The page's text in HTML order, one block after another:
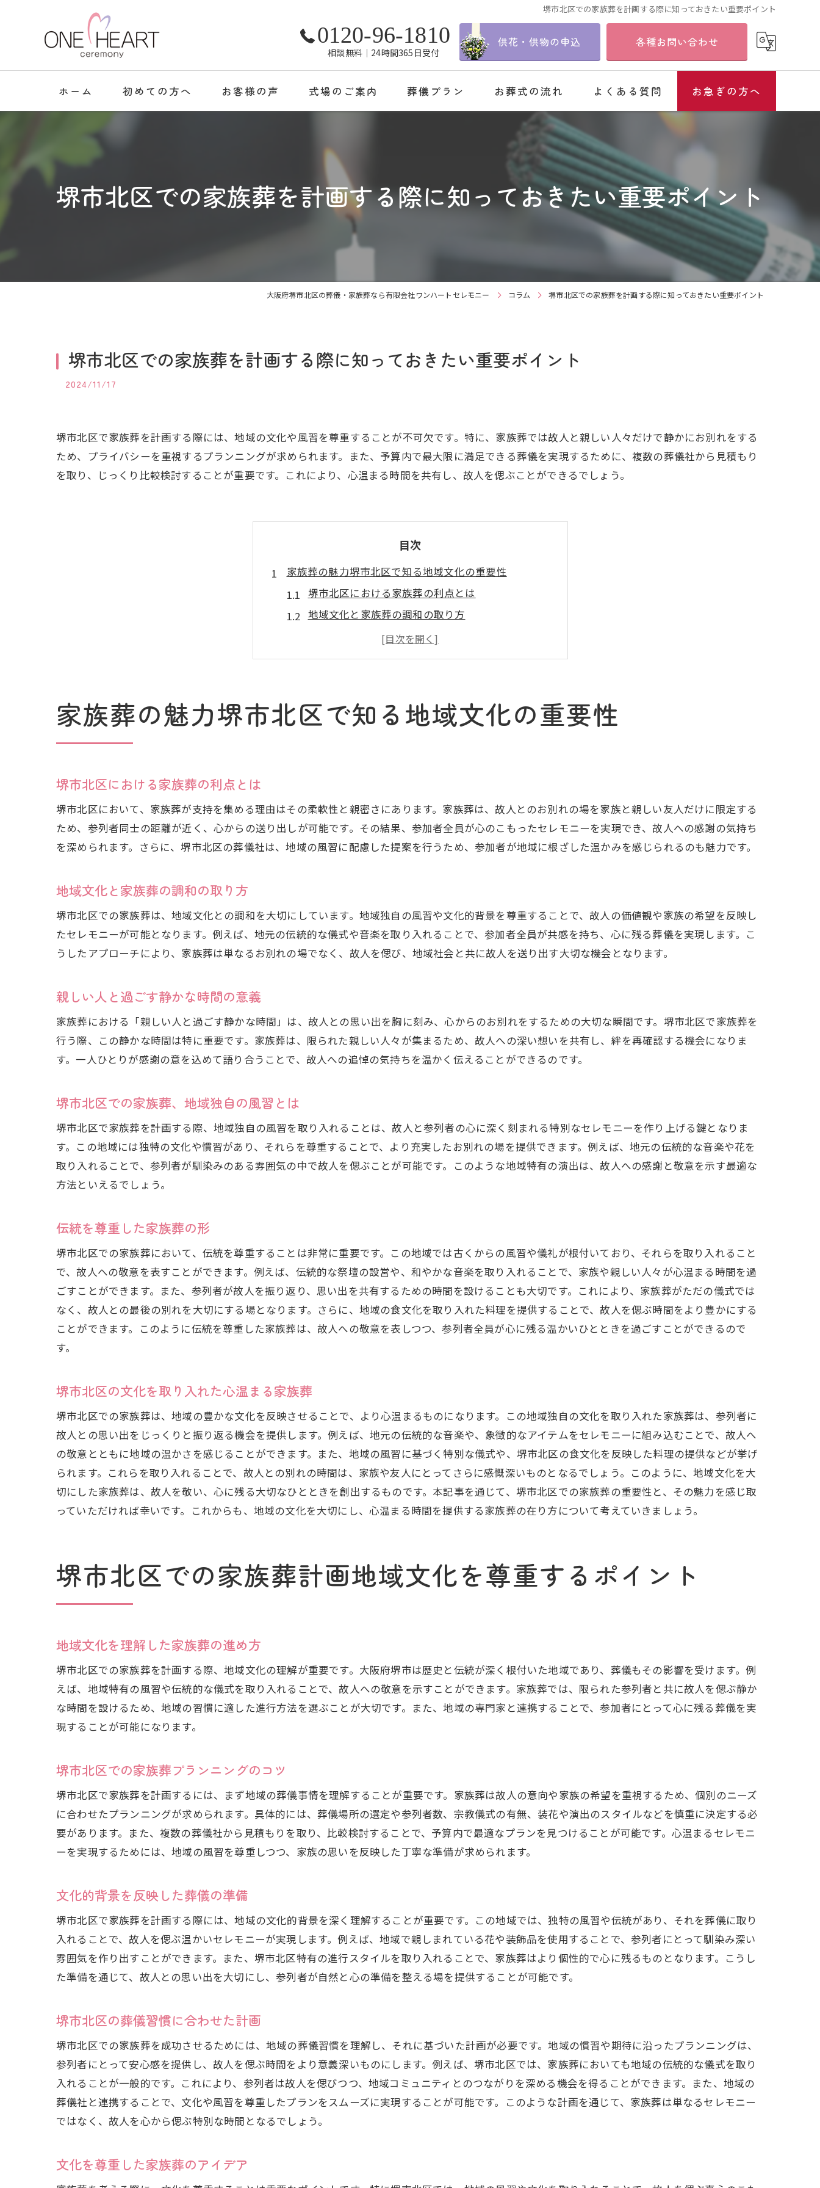
堺市北区での家族葬を計画する際に知っておきたい重要ポイント
0120-96-1810
相談無料│24時間365日受付
供花・供物の申込 各種お問い合わせ
ホーム 初めての方へ お客様の声 式場のご案内 葬儀プラン お葬式の流れ よくある質問 お急ぎの方へ
堺市北区での家族葬を計画する際に知っておきたい重要ポイント
大阪府堺市北区の葬儀・家族葬なら有限会社ワンハートセレモニー コラム 堺市北区での家族葬を計画する際に知っておきたい重要ポイント
堺市北区での家族葬を計画する際に知っておきたい重要ポイント
2024/11/17
堺市北区で家族葬を計画する際には、地域の文化や風習を尊重することが不可欠です。特に、家族葬では故人と親しい人々だけで静かにお別れをする
ため、プライバシーを重視するプランニングが求められます。また、予算内で最大限に満足できる葬儀を実現するために、複数の葬儀社から見積もり
を取り、じっくり比較検討することが重要です。これにより、心温まる時間を共有し、故人を偲ぶことができるでしょう。
目次
家族葬の魅力堺市北区で知る地域文化の重要性
堺市北区における家族葬の利点とは
地域文化と家族葬の調和の取り方
親しい人と過ごす静かな時間の意義
堺市北区での家族葬、地域独自の風習とは
堺市北区の文化を取り入れた心温まる家族葬
堺市北区での家族葬計画地域文化を尊重するポイント
堺市北区の葬儀習慣に合わせた計画
文化を尊重した家族葬のアイデア
地域コミュニティとの関係を深める家族葬
静けさを大切にした別れの時間
家族と共に過ごす穏やかな時間の作り方
堺市北区の家族葬で思い出を共有する方法
堺市北区の家族葬プライバシーと心温まる時間共有
プライバシーを守る家族葬の進め方
親しい人たちと過ごす温かいひととき
家族葬での思いやりある対応
安心して過ごせる家族葬の工夫
堺市北区での家族葬予算内で最大の満足を追求する方法
満足度の高い家族葬を実現するための工夫
賢い家族葬の費用選択
予算内で心温まる家族葬を提供する方法
複数の葬儀社を比較堺市北区での家族葬プラン選び
各葬儀社の特徴を理解して選ぶ
葬儀社のサービスを比較するチェックポイント
満足度の高いプラン選びの秘訣
堺市北区で自分らしい家族葬を実現するためのステップ
堺市北区での独自の家族葬を計画する
個々のニーズに合わせた家族葬の形
オリジナルな家族葬を考える
心温まる別れの時間を演出するアイデア
故人の思い出を振り返る家族葬の計画
堺市北区での家族葬で温かい思い出をつくる
家族葬の魅力堺市北区で知る地域文化の重要性
堺市北区における家族葬の利点とは
堺市北区において、家族葬が支持を集める理由はその柔軟性と親密さにあります。家族葬は、故人とのお別れの場を家族と親しい友人だけに限定する
ため、参列者同士の距離が近く、心からの送り出しが可能です。その結果、参加者全員が心のこもったセレモニーを実現でき、故人への感謝の気持ち
を深められます。さらに、堺市北区の葬儀社は、地域の風習に配慮した提案を行うため、参加者が地域に根ざした温かみを感じられるのも魅力です。
地域文化と家族葬の調和の取り方
堺市北区での家族葬は、地域文化との調和を大切にしています。地域独自の風習や文化的背景を尊重することで、故人の価値観や家族の希望を反映し
たセレモニーが可能となります。例えば、地元の伝統的な儀式や音楽を取り入れることで、参加者全員が共感を持ち、心に残る葬儀を実現します。こ
うしたアプローチにより、家族葬は単なるお別れの場でなく、故人を偲び、地域社会と共に故人を送り出す大切な機会となります。
親しい人と過ごす静かな時間の意義
家族葬における「親しい人と過ごす静かな時間」は、故人との思い出を胸に刻み、心からのお別れをするための大切な瞬間です。堺市北区で家族葬を
行う際、この静かな時間は特に重要です。家族葬は、限られた親しい人々が集まるため、故人への深い想いを共有し、絆を再確認する機会になりま
す。一人ひとりが感謝の意を込めて語り合うことで、故人への追悼の気持ちを温かく伝えることができるのです。
堺市北区での家族葬、地域独自の風習とは
堺市北区で家族葬を計画する際、地域独自の風習を取り入れることは、故人と参列者の心に深く刻まれる特別なセレモニーを作り上げる鍵となりま
す。この地域には独特の文化や慣習があり、それらを尊重することで、より充実したお別れの場を提供できます。例えば、地元の伝統的な音楽や花を
取り入れることで、参列者が馴染みのある雰囲気の中で故人を偲ぶことが可能です。このような地域特有の演出は、故人への感謝と敬意を示す最適な
方法といえるでしょう。
伝統を尊重した家族葬の形
堺市北区での家族葬において、伝統を尊重することは非常に重要です。この地域では古くからの風習や儀礼が根付いており、それらを取り入れること
で、故人への敬意を表すことができます。例えば、伝統的な祭壇の設営や、和やかな音楽を取り入れることで、家族や親しい人々が心温まる時間を過
ごすことができます。また、参列者が故人を振り返り、思い出を共有するための時間を設けることも大切です。これにより、家族葬がただの儀式では
なく、故人との最後の別れを大切にする場となります。さらに、地域の食文化を取り入れた料理を提供することで、故人を偲ぶ時間をより豊かにする
ことができます。このように伝統を尊重した家族葬は、故人への敬意を表しつつ、参列者全員が心に残る温かいひとときを過ごすことができるので
す。
堺市北区の文化を取り入れた心温まる家族葬
堺市北区での家族葬は、地域の豊かな文化を反映させることで、より心温まるものになります。この地域独自の文化を取り入れた家族葬は、参列者に
故人との思い出をじっくりと振り返る機会を提供します。例えば、地元の伝統的な音楽や、象徴的なアイテムをセレモニーに組み込むことで、故人へ
の敬意とともに地域の温かさを感じることができます。また、地域の風習に基づく特別な儀式や、堺市北区の食文化を反映した料理の提供などが挙げ
られます。これらを取り入れることで、故人との別れの時間は、家族や友人にとってさらに感慨深いものとなるでしょう。このように、地域文化を大
切にした家族葬は、故人を敬い、心に残る大切なひとときを創出するものです。本記事を通じて、堺市北区での家族葬の重要性と、その魅力を感じ取
っていただければ幸いです。これからも、地域の文化を大切にし、心温まる時間を提供する家族葬の在り方について考えていきましょう。
堺市北区での家族葬計画地域文化を尊重するポイント
地域文化を理解した家族葬の進め方
堺市北区での家族葬を計画する際、地域文化の理解が重要です。大阪府堺市は歴史と伝統が深く根付いた地域であり、葬儀もその影響を受けます。例
えば、地域特有の風習や伝統的な儀式を取り入れることで、故人への敬意を示すことができます。家族葬では、限られた参列者と共に故人を偲ぶ静か
な時間を設けるため、地域の習慣に適した進行方法を選ぶことが大切です。また、地域の専門家と連携することで、参加者にとって心に残る葬儀を実
現することが可能になります。
堺市北区での家族葬プランニングのコツ
堺市北区で家族葬を計画するには、まず地域の葬儀事情を理解することが重要です。家族葬は故人の意向や家族の希望を重視するため、個別のニーズ
に合わせたプランニングが求められます。具体的には、葬儀場所の選定や参列者数、宗教儀式の有無、装花や演出のスタイルなどを慎重に決定する必
要があります。また、複数の葬儀社から見積もりを取り、比較検討することで、予算内で最適なプランを見つけることが可能です。心温まるセレモニ
ーを実現するためには、地域の風習を尊重しつつ、家族の思いを反映した丁寧な準備が求められます。
文化的背景を反映した葬儀の準備
堺市北区で家族葬を計画する際には、地域の文化的背景を深く理解することが重要です。この地域では、独特の風習や伝統があり、それを葬儀に取り
入れることで、故人を偲ぶ温かいセレモニーが実現します。例えば、地域で親しまれている花や装飾品を使用することで、参列者にとって馴染み深い
雰囲気を作り出すことができます。また、堺市北区特有の進行スタイルを取り入れることで、家族葬はより個性的で心に残るものとなります。こうし
た準備を通じて、故人との思い出を大切にし、参列者が自然と心の準備を整える場を提供することが可能です。
堺市北区の葬儀習慣に合わせた計画
堺市北区での家族葬を成功させるためには、地域の葬儀習慣を理解し、それに基づいた計画が必要です。地域の慣習や期待に沿ったプランニングは、
参列者にとって安心感を提供し、故人を偲ぶ時間をより意義深いものにします。例えば、堺市北区では、家族葬においても地域の伝統的な儀式を取り
入れることが一般的です。これにより、参列者は故人を偲びつつ、地域コミュニティとのつながりを深める機会を得ることができます。また、地域の
葬儀社と連携することで、文化や風習を尊重したプランをスムーズに実現することが可能です。このような計画を通じて、家族葬は単なるセレモニー
ではなく、故人を心から偲ぶ特別な時間となるでしょう。
文化を尊重した家族葬のアイデア